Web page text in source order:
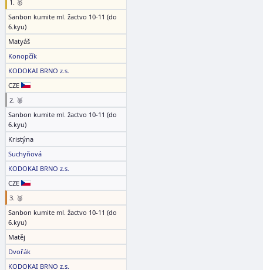
1. 🥇
Sanbon kumite ml. žactvo 10-11 (do
6.kyu)
Matyáš
Konopčík
KODOKAI BRNO z.s.
CZE
2. 🥈
Sanbon kumite ml. žactvo 10-11 (do
6.kyu)
Kristýna
Suchyňová
KODOKAI BRNO z.s.
CZE
3. 🥉
Sanbon kumite ml. žactvo 10-11 (do
6.kyu)
Matěj
Dvořák
KODOKAI BRNO z.s.